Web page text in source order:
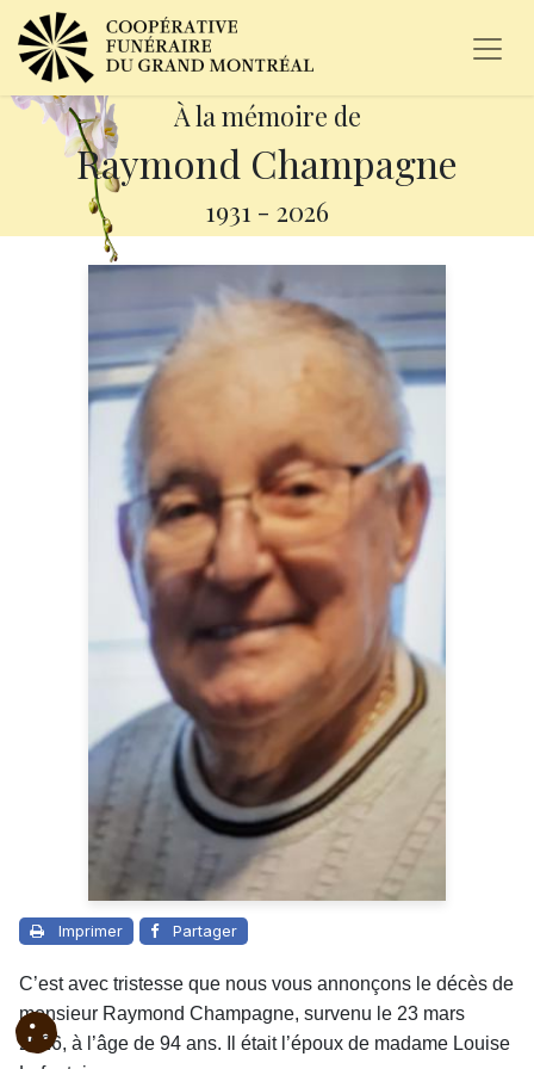
À la mémoire de
Raymond Champagne
1931 - 2026
Imprimer Partager
C’est avec tristesse que nous vous annonçons le décès de
monsieur Raymond Champagne, survenu le 23 mars
2026, à l’âge de 94 ans. Il était l’époux de madame Louise